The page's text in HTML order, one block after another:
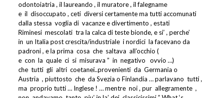
odontoiatria , il laureando , il muratore , il falegname
e il disoccupato , ceti diversi certamente ma tutti accomunati
dalla stessa voglia di vacanze e divertimento , estati
Riminesi mescolati tra la calca di teste bionde, e si’ , perche’
in un Italia post crescita/industriale i nordici la facevano da
padroni , e la prima cosa che saltava all’occhio (
e con la quale ci si misurava ” in negativo
ovvio …)
che tutti gli altri coetanei..provenienti da Germania o
Austria , piuttosto che da Svezia o Finlandia … parlavano tutti ,
ma proprio tutti … Inglese ! … mentre noi , pur allegramente ,